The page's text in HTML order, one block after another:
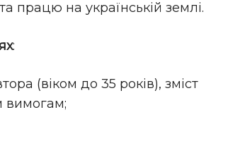
працю на українській землі.
:
(віком до 35 років), зміст
вимогам;